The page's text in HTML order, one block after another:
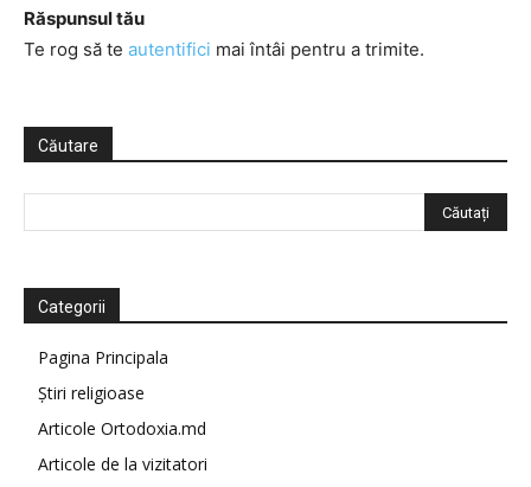
Răspunsul tău
Te rog să te autentifici mai întâi pentru a trimite.
Căutare
Categorii
Pagina Principala
Știri religioase
Articole Ortodoxia.md
Articole de la vizitatori